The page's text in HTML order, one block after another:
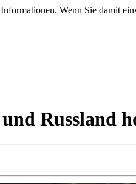
Wenn Sie damit
Russland